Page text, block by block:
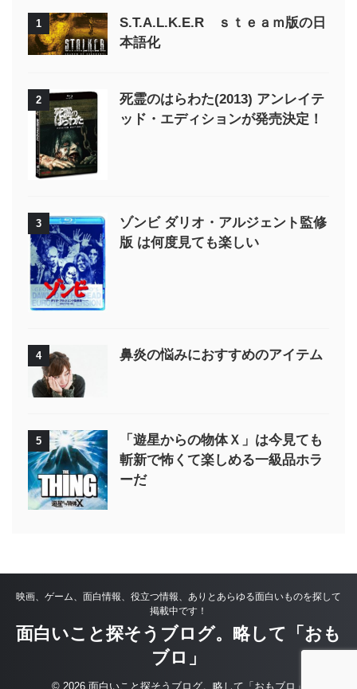
1
S.T.A.L.K.E.R ｓｔｅａｍ版の日
本語化
2
死霊のはらわた(2013) アンレイテ
ッド・エディションが発売決定！
3
ゾンビ ダリオ・アルジェント監修
版 は何度見ても楽しい
4 鼻炎の悩みにおすすめのアイテム
5
「遊星からの物体Ｘ」は今見ても
斬新で怖くて楽しめる一級品ホラ
ーだ
映画、ゲーム、面白情報、役立つ情報、ありとあらゆる面白いものを探して
掲載中です！
面白いこと探そうブログ。略して「おも
ブロ」
© 2026 面白いこと探そうブログ。略して「おもブロ」